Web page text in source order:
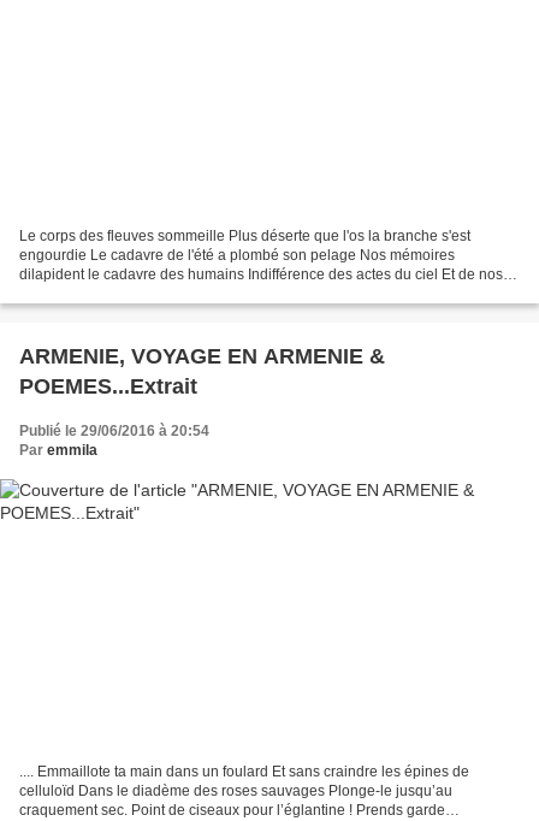
Le corps des fleuves sommeille Plus déserte que l'os la branche s'est
engourdie Le cadavre de l'été a plombé son pelage Nos mémoires
dilapident le cadavre des humains Indifférence des actes du ciel Et de nos
ARMENIE, VOYAGE EN ARMENIE &
POEMES...Extrait
Publié le 29/06/2016 à 20:54
Par emmila
.... Emmaillote ta main dans un foulard Et sans craindre les épines de
celluloïd Dans le diadème des roses sauvages Plonge-le jusqu’au
craquement sec. Point de ciseaux pour l’églantine ! Prends garde